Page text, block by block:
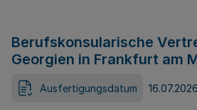
Berufskonsularische
Georgien in Frankfurt am
Ausfertigungsdatum 16.07.2026